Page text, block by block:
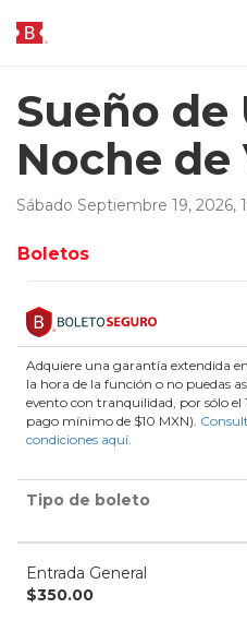
Sueño de
Noche de
Sábado Septiembre 19, 2026,
Boletos
Adquiere una garantía extendida
la hora de la función o no puedas
evento con tranquilidad, por sólo el
pago mínimo de $10 MXN).
condiciones aquí.
Tipo de boleto
Entrada General
$350.00